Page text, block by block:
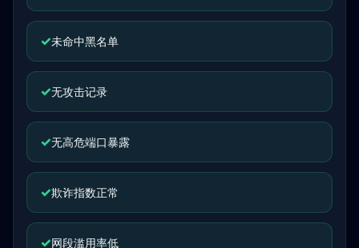
✓未命中黑名单
✓无攻击记录
✓无高危端口暴露
✓欺诈指数正常
✓网段滥用率低